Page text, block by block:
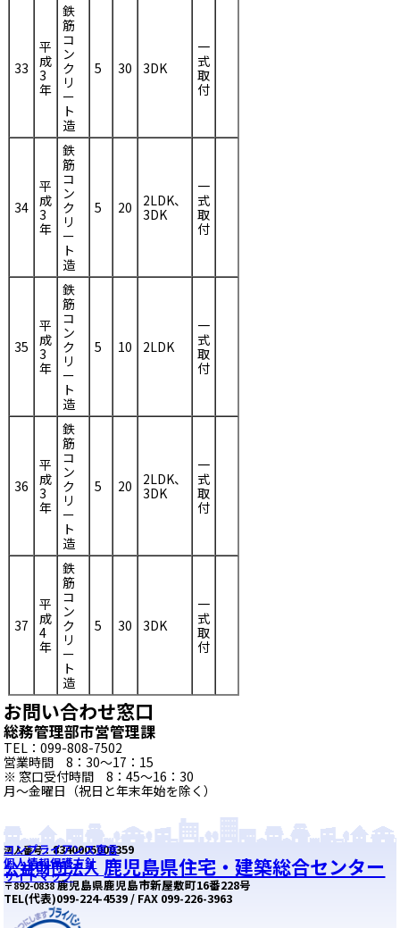
33
平
成
3
年
鉄
筋
コ
ン
ク
リ
ー
ト
造
5 30 3DK
一
式
取
付
34
平
成
3
年
鉄
筋
コ
ン
ク
リ
ー
ト
造
5 20
2LDK、
3DK
一
式
取
付
35
平
成
3
年
鉄
筋
コ
ン
ク
リ
ー
ト
造
5 10 2LDK
一
式
取
付
36
平
成
3
年
鉄
筋
コ
ン
ク
リ
ー
ト
造
5 20
2LDK、
3DK
一
式
取
付
37
平
成
4
年
鉄
筋
コ
ン
ク
リ
ー
ト
造
5 30 3DK
一
式
取
付
お問い合わせ窓口
総務管理部市営管理課
TEL：099-808-7502
営業時間 8：30～17：15
※ 窓口受付時間 8：45～16：30
月～金曜日（祝日と年末年始を除く）
コンプライアンス宣言
個人情報保護方針
サイトマップ
法人番号：8340005000359
公益財団法人 鹿児島県住宅・建築総合センター
〒892-0838鹿児島県鹿児島市新屋敷町16番228号
TEL(代表)099-224-4539 / FAX 099-226-3963